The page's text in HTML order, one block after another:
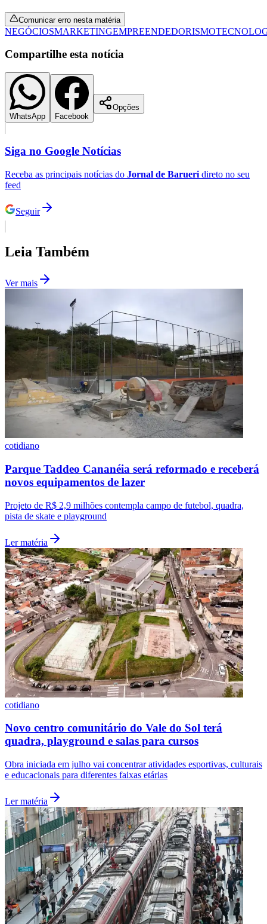
Flamengo
Fluminense
Vasco
Comunicar erro nesta matéria
NEGÓCIOSMARKETINGEMPREENDEDORISMO
Compartilhe esta notícia
WhatsApp Facebook
Opções
Siga no Google Notícias
Receba as principais notícias do Jornal de Barueri direto no seu
feed
Seguir
Leia Também
Ver mais
cotidiano
Parque Taddeo Cananéia será reformado e receberá
novos equipamentos de lazer
Projeto de R$ 2,9 milhões contempla campo de futebol, quadra,
pista de skate e playground
Ler matéria
cotidiano
Novo centro comunitário do Vale do Sol terá
quadra, playground e salas para cursos
Obra iniciada em julho vai concentrar atividades esportivas, culturais
e educacionais para diferentes faixas etárias
Ler matéria